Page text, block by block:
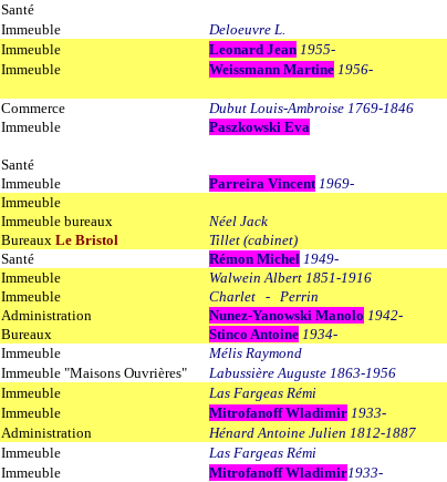
Santé
Immeuble Deloeuvre L.
Immeuble Leonard Jean 1955-
Immeuble Weissmann Martine 1956-
Commerce Dubut Louis-Ambroise 1769-1846
Immeuble Paszkowski Eva
Santé
Immeuble Parreira Vincent1969-
Immeuble
Immeuble bureaux Néel Jack
Bureaux Le Bristol Tillet (cabinet)
Santé Rémon Michel 1949-
Immeuble Walwein Albert 1851-1916
Immeuble Charlet - Perrin
Administration Nunez-Yanowski Manolo 1942-
Bureaux Stinco Antoine 1934-
Immeuble Mélis Raymond
Immeuble "Maisons Ouvrières" Labussière Auguste 1863-1956
Immeuble Las Fargeas Rémi
Immeuble Mitrofanoff Wladimir 1933-
Administration Hénard Antoine Julien 1812-1887
Immeuble Las Fargeas Rémi
Immeuble Mitrofanoff Wladimir1933-